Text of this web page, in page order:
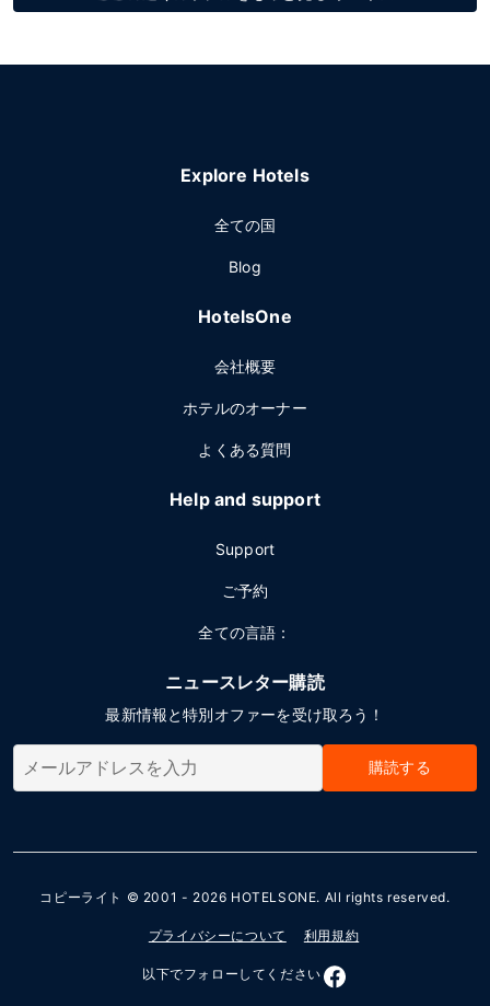
Explore Hotels
全ての国
Blog
HotelsOne
会社概要
ホテルのオーナー
よくある質問
Help and support
Support
ご予約
全ての言語：
ニュースレター購読
最新情報と特別オファーを受け取ろう！
購読する
コピーライト © 2001 - 2026 HOTELSONE. All rights reserved.
プライバシーについて 利用規約
以下でフォローしてください